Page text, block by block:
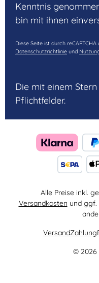
Kenntnis
bin mit ihnen
Diese Seite ist durch
Datenschutzrichtlinie und
Die mit einem
Pflichtfelder.
Alle Preise inkl.
Versandkosten und ggf.
© 2026
VersandZahlung